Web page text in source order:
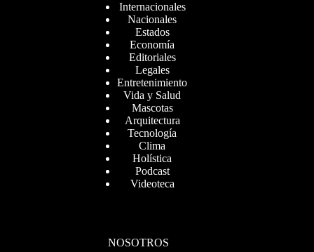
Internacionales
Nacionales
Estados
Economía
Editoriales
Legales
Entretenimiento
Vida y Salud
Mascotas
Arquitectura
Tecnología
Clima
Holística
Podcast
Videoteca
NOSOTROS